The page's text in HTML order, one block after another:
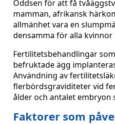
Oddsen för att få
mamman, afrikansk
allmänhet vara en
densamma för alla kvinnor
Fertilitetsbehandlingar
befruktade ägg
Användning av
flerbördsgraviditeter vid
ålder och antalet embryon
Faktorer som